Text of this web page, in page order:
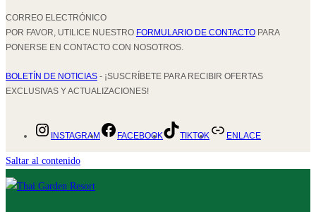
CORREO ELECTRÓNICO
POR FAVOR, UTILICE NUESTRO FORMULARIO DE CONTACTO PARA
PONERSE EN CONTACTO CON NOSOTROS.
BOLETÍN DE NOTICIAS - ¡SUSCRÍBETE PARA RECIBIR OFERTAS
EXCLUSIVAS Y ACTUALIZACIONES!
INSTAGRAM FACEBOOK TIKTOK ENLACE
Saltar al contenido